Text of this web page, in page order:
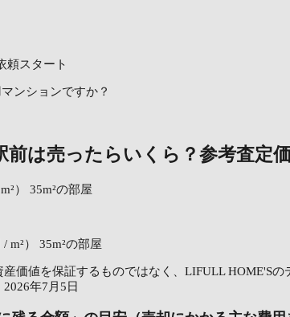
頼スタート
ンションですか？
前は売ったらいくら？ 参考査定
） 35m²の部屋
m²） 35m²の部屋
価値を保証するものではなく、LIFULL HOME'S
年7月5日